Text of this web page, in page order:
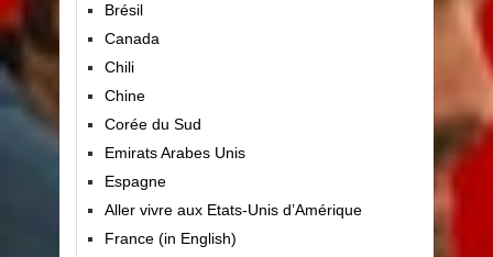
Brésil
Canada
Chili
Chine
Corée du Sud
Emirats Arabes Unis
Espagne
Aller vivre aux Etats-Unis d’Amérique
France (in English)